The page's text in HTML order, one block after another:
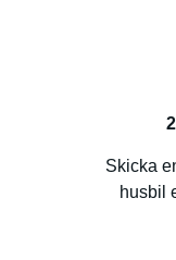
Skicka
husbil